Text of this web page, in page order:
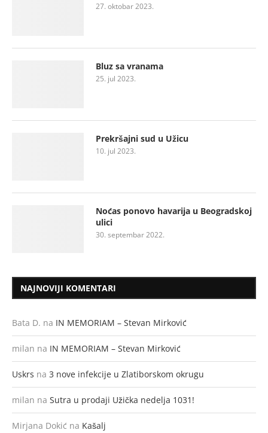
27. oktobar 2023.
Bluz sa vranama
25. jul 2023.
Prekršajni sud u Užicu
10. jul 2023.
Noćas ponovo havarija u Beogradskoj
ulici
30. septembar 2022.
NAJNOVIJI KOMENTARI
Bata D. na IN MEMORIAM – Stevan Mirković
milan na IN MEMORIAM – Stevan Mirković
Uskrs na 3 nove infekcije u Zlatiborskom okrugu
milan na Sutra u prodaji Užička nedelja 1031!
Mirjana Dokić na Kašalj